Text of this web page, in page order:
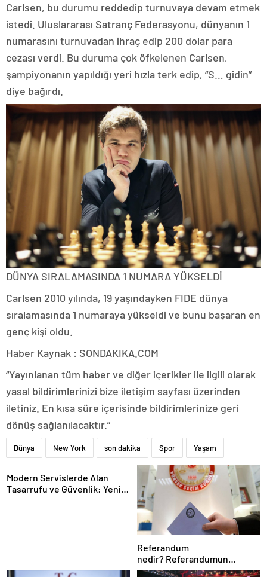
Carlsen, bu durumu reddedip turnuvaya devam etmek
istedi. Uluslararası Satranç Federasyonu, dünyanın 1
numarasını turnuvadan ihraç edip 200 dolar para
cezası verdi. Bu duruma çok öfkelenen Carlsen,
şampiyonanın yapıldığı yeri hızla terk edip, “S… gidin”
diye bağırdı.
DÜNYA SIRALAMASINDA 1 NUMARA YÜKSELDİ
Carlsen 2010 yılında, 19 yaşındayken FIDE dünya
sıralamasında 1 numaraya yükseldi ve bunu başaran en
genç kişi oldu.
Haber Kaynak : SONDAKIKA.COM
“Yayınlanan tüm haber ve diğer içerikler ile ilgili olarak
yasal bildirimlerinizi bize iletişim sayfası üzerinden
iletiniz. En kısa süre içerisinde bildirimlerinize geri
dönüş sağlanılacaktır.”
Dünya New York son dakika Spor Yaşam
Modern Servislerde Alan
Tasarrufu ve Güvenlik: Yeni
Referandum
nedir? Referandumun
yapılma nedenleri